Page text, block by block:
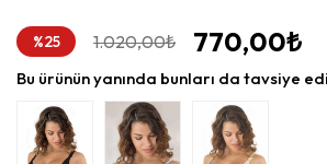
%25
İndirim
1.020,00₺ 770,00₺
Bu ürünün yanında bunları da tavsiye